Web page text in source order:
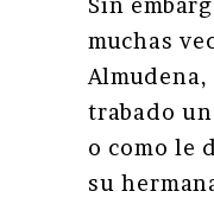
muchas
trabado
o como le
su